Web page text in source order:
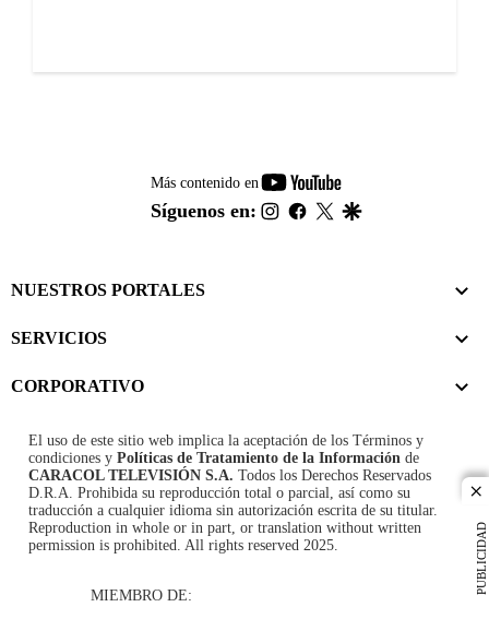
PUBLICIDAD
Más contenido en
youtube-
footer
Síguenos en: instagram
facebook
twitter
NUESTROS PORTALES
SERVICIOS
CORPORATIVO
El uso de este sitio web implica la aceptación de los Términos y
condiciones y Políticas de Tratamiento de la Información de
CARACOL TELEVISIÓN S.A. Todos los Derechos Reservados
D.R.A. Prohibida su reproducción total o parcial, así como su
traducción a cualquier idioma sin autorización escrita de su titular.
Reproduction in whole or in part, or translation without written
permission is prohibited. All rights reserved 2025.
MIEMBRO DE: